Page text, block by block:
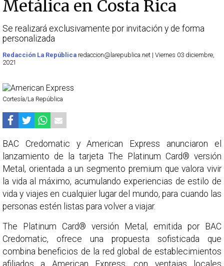
Metálica en Costa Rica
Se realizará exclusivamente por invitación y de forma
personalizada
Redacción La República redaccion@larepublica.net | Viernes 03 diciembre,
2021
Cortesía/La República
BAC Credomatic y American Express anunciaron el
lanzamiento de la tarjeta The Platinum Card® versión
Metal, orientada a un segmento premium que valora vivir
la vida al máximo, acumulando experiencias de estilo de
vida y viajes en cualquier lugar del mundo, para cuando las
personas estén listas para volver a viajar.
The Platinum Card® versión Metal, emitida por BAC
Credomatic, ofrece una propuesta sofisticada que
combina beneficios de la red global de establecimientos